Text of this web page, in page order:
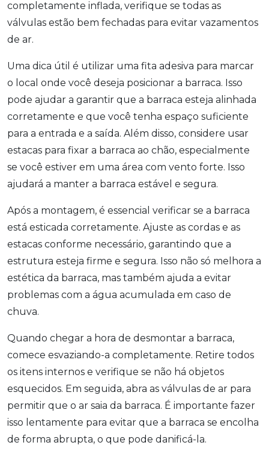
completamente inflada, verifique se todas as
válvulas estão bem fechadas para evitar vazamentos
de ar.
Uma dica útil é utilizar uma fita adesiva para marcar
o local onde você deseja posicionar a barraca. Isso
pode ajudar a garantir que a barraca esteja alinhada
corretamente e que você tenha espaço suficiente
para a entrada e a saída. Além disso, considere usar
estacas para fixar a barraca ao chão, especialmente
se você estiver em uma área com vento forte. Isso
ajudará a manter a barraca estável e segura.
Após a montagem, é essencial verificar se a barraca
está esticada corretamente. Ajuste as cordas e as
estacas conforme necessário, garantindo que a
estrutura esteja firme e segura. Isso não só melhora a
estética da barraca, mas também ajuda a evitar
problemas com a água acumulada em caso de
chuva.
Quando chegar a hora de desmontar a barraca,
comece esvaziando-a completamente. Retire todos
os itens internos e verifique se não há objetos
esquecidos. Em seguida, abra as válvulas de ar para
permitir que o ar saia da barraca. É importante fazer
isso lentamente para evitar que a barraca se encolha
de forma abrupta, o que pode danificá-la.